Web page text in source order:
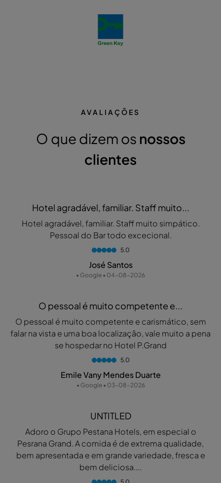
AVALIAÇÕES
O que dizem os nossos
clientes
Hotel agradável, familiar. Staff muito...
Hotel agradável, familiar. Staff muito simpático.
Pessoal do Bar todo excecional.
5.0
José Santos
• Google • 04-08-2026
O pessoal é muito competente e...
O pessoal é muito competente e carismático, sem
falar na vista e uma boa localização, vale muito a pena
se hospedar no Hotel P.Grand
5.0
Emile Vany Mendes Duarte
• Google • 03-08-2026
UNTITLED
Adoro o Grupo Pestana Hotels, em especial o
Pesrana Grand. A comida é de extrema qualidade,
bem apresentada e em grande variedade, fresca e
bem deliciosa....